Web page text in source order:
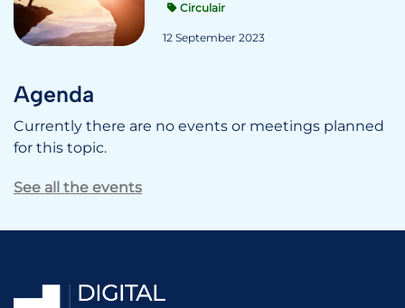
Circulair
12 September 2023
Agenda
Currently there are no events or meetings planned
for this topic.
See all the events